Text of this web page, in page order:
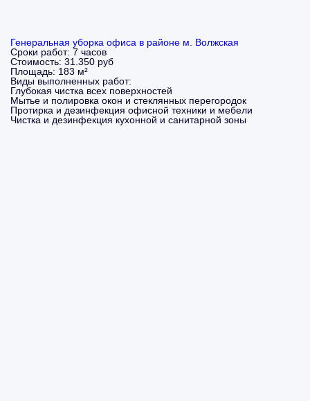
Генеральная уборка офиса в районе м. Волжская
Сроки работ: 7 часов
Стоимость: 31.350 руб
Площадь: 183 м²
Виды выполненных работ:
Глубокая чистка всех поверхностей
Мытье и полировка окон и стеклянных перегородок
Протирка и дезинфекция офисной техники и мебели
Чистка и дезинфекция кухонной и санитарной зоны